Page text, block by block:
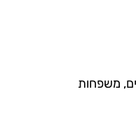
משפחות